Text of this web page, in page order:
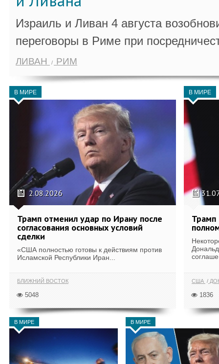
Израиль и Ливан 4 августа
переговоры в Риме при
ЛИВАН РИМ
В МИРЕ
2.08.2026
Трамп отменил удар по Ирану после
согласования основных условий
сделки
«США полностью готовы к действиям против
Исламской Республики Иран...
БЛИЖНИЙ ВОСТОК
5048
В МИРЕ
Трамп
США
1836
В МИРЕ В МИРЕ